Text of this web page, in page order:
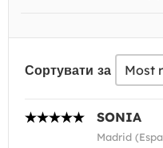
Сортувати за
SONIA
Madrid